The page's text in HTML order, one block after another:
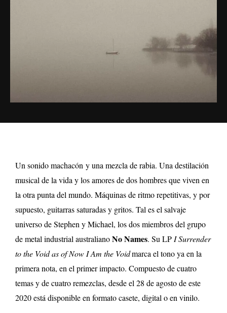
Un sonido machacón y una mezcla de rabia. Una destilación
musical de la vida y los amores de dos hombres que viven en
la otra punta del mundo. Máquinas de ritmo repetitivas, y por
supuesto, guitarras saturadas y gritos. Tal es el salvaje
universo de Stephen y Michael, los dos miembros del grupo
de metal industrial australianoNo Names. Su LP I Surrender
to the Void as of Now I Am the Voidmarca el tono ya en la
primera nota, en el primer impacto. Compuesto de cuatro
temas y de cuatro remezclas, desde el 28 de agosto de este
2020 está disponible en formato casete, digital o en vinilo.